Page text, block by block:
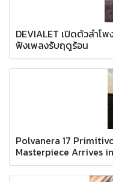
DEVIALET เปิดตัวลำโ
ฟังเพลงรับฤดูร้อน
Polvanera 17
Masterpiece Arrives